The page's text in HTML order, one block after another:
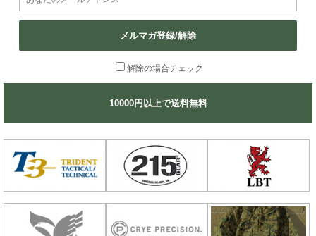
メルマガ登録/解除
解除の場合チェック
10000円以上で送料無料